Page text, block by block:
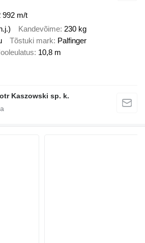
992 m/t
Kandevõime 230 kg
Tõstuki mark Palfinger
10,8 m
Kaszowski sp. k.